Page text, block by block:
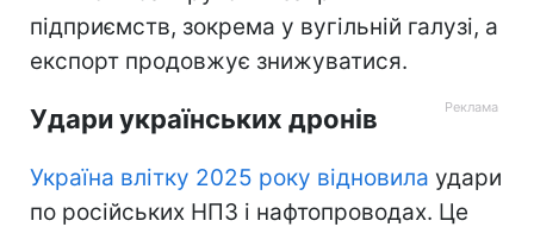
підприємств, зокрема у вугільній галузі, а
експорт продовжує знижуватися.
Удари українських дронів
Україна влітку 2025 року відновила удари
по російських НПЗ і нафтопроводах. Це